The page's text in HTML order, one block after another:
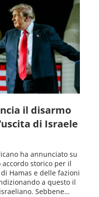
il disarmo
di Israele
ha annunciato su
storico per il
Hamas e delle fazioni
a questo il
Sebbene…